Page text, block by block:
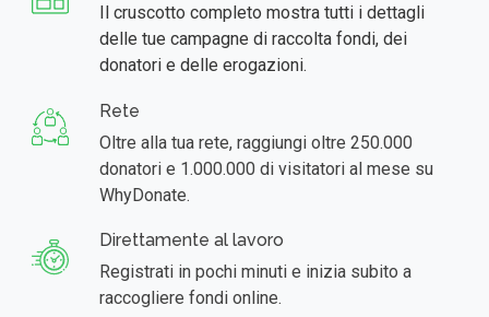
Il cruscotto completo mostra tutti i dettagli
delle tue campagne di raccolta fondi, dei
donatori e delle erogazioni.
Rete
Oltre alla tua rete, raggiungi oltre 250.000
donatori e 1.000.000 di visitatori al mese su
WhyDonate.
Direttamente al lavoro
Registrati in pochi minuti e inizia subito a
raccogliere fondi online.